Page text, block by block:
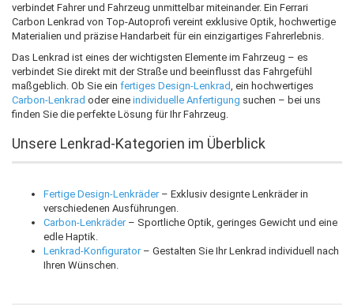
verbindet Fahrer und Fahrzeug unmittelbar miteinander. Ein Ferrari
Carbon Lenkrad von Top-Autoprofi vereint exklusive Optik, hochwertige
Materialien und präzise Handarbeit für ein einzigartiges Fahrerlebnis.
Das Lenkrad ist eines der wichtigsten Elemente im Fahrzeug – es
verbindet Sie direkt mit der Straße und beeinflusst das Fahrgefühl
maßgeblich. Ob Sie ein fertiges Design-Lenkrad , ein hochwertiges
Carbon-Lenkrad oder eine individuelle Anfertigung suchen – bei uns
finden Sie die perfekte Lösung für Ihr Fahrzeug.
Unsere Lenkrad-Kategorien im Überblick
Fertige Design-Lenkräder– Exklusiv designte Lenkräder in
verschiedenen Ausführungen.
Carbon-Lenkräder– Sportliche Optik, geringes Gewicht und eine
edle Haptik.
Lenkrad-Konfigurator– Gestalten Sie Ihr Lenkrad individuell nach
Ihren Wünschen.